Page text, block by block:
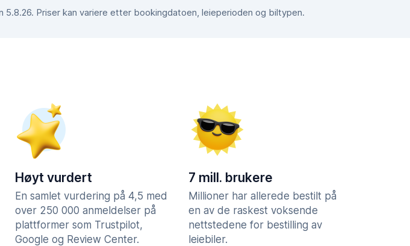
Priser kan variere etter bookingdatoen, leieperioden og biltypen.
Høyt vurdert
En samlet vurdering på 4,5 med
over 250 000 anmeldelser på
plattformer som Trustpilot,
Google og Review Center.
7 mill. brukere
Millioner har allerede bestilt på
en av de raskest voksende
nettstedene for bestilling av
leiebiler.